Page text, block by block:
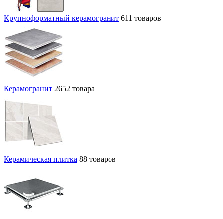
Крупноформатный керамогранит 611 товаров
Керамогранит 2652 товара
Керамическая плитка 88 товаров